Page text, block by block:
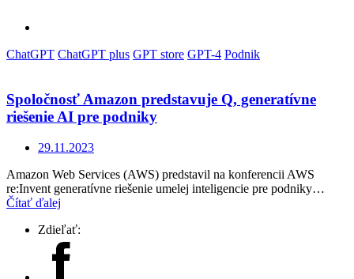
ChatGPT ChatGPT plus GPT store GPT-4 Podnik
Spoločnosť Amazon predstavuje Q, generatívne
riešenie AI pre podniky
29.11.2023
Amazon Web Services (AWS) predstavil na konferencii AWS
re:Invent generatívne riešenie umelej inteligencie pre podniky…
Čítať ďalej
Zdieľať: